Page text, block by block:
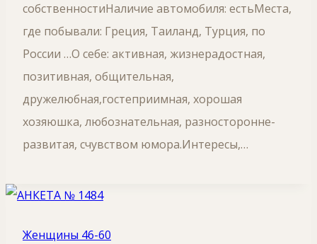
собственностиНаличие автомобиля: естьМеста,
где побывали: Греция, Таиланд, Турция, по
России …О себе: активная, жизнерадостная,
позитивная, общительная,
дружелюбная,гостеприимная, хорошая
хозяюшка, любознательная, разносторонне-
развитая, счувством юмора.Интересы,…
Женщины 46-60